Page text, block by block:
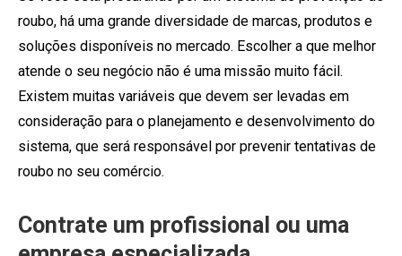
roubo, há uma grande diversidade de marcas, produtos e
soluções disponíveis no mercado. Escolher a que melhor
atende o seu negócio não é uma missão muito fácil.
Existem muitas variáveis que devem ser levadas em
consideração para o planejamento e desenvolvimento do
sistema, que será responsável por prevenir tentativas de
roubo no seu comércio.
Contrate um profissional ou uma